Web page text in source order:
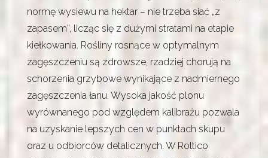
normę wysiewu na hektar – nie trzeba siać „z
zapasem”, licząc się z dużymi stratami na etapie
kiełkowania. Rośliny rosnące w optymalnym
zagęszczeniu są zdrowsze, rzadziej chorują na
schorzenia grzybowe wynikające z nadmiernego
zagęszczenia łanu. Wysoka jakość plonu
wyrównanego pod względem kalibrażu pozwala
na uzyskanie lepszych cen w punktach skupu
oraz u odbiorców detalicznych. W Roltico